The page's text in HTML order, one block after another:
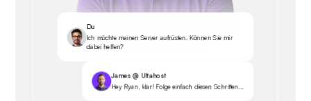
Du
Ich möchte meinen Server aufrüsten. Können Sie mir
dabei helfen?
James @ Ultahost
Hey Ryan, klar! Folge einfach diesen Schritten...